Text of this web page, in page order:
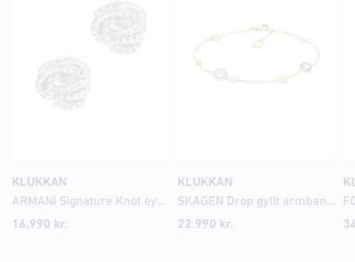
KLUKKAN
ARMANI Signature Knot eyrnalokkar EGS3423
16.990 kr.
KLUKKAN
SKAGEN Drop gyllt armband SKJ1896
22.990 kr.